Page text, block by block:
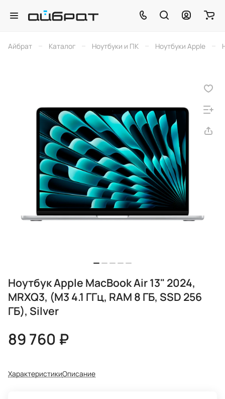
Айбрат – Каталог – Ноутбуки и ПК – Ноутбуки Apple –
Ноутбук Apple MacBook Air 13" 2024,
MRXQ3, (M3 4.1 ГГц, RAM 8 ГБ, SSD 256
ГБ), Silver
89 760 ₽
ХарактеристикиОписание